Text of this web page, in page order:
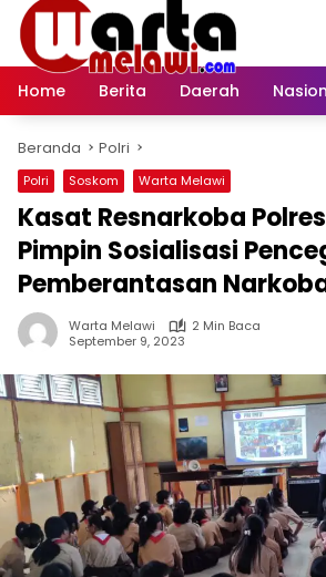
Langsung
konten
Home
Berita Daerah
Beranda Polri
Polri Soskom Warta Melawi
Kasat Resnarkoba
Pimpin Sosialisasi
Pemberantasan
Warta Melawi
2 Min Baca
September 9, 2023